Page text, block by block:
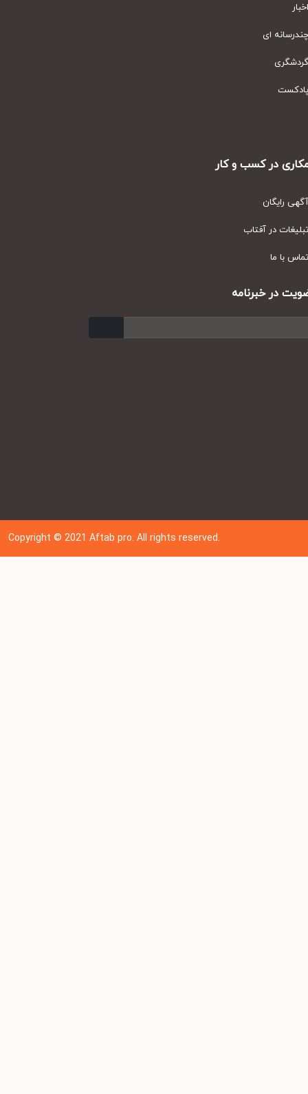
ای
در کسب و کار
رایگان
در آفتاب
با ما
در خبرنامه
Copyright © 202 1Aftab pro. All rights reserved.